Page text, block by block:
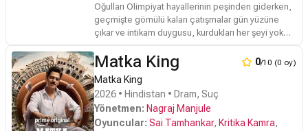
Oğulları Olimpiyat hayallerinin peşinden giderken,
geçmişte gömülü kalan çatışmalar gün yüzüne
çıkar ve intikam duygusu, kurdukları her şeyi yok
Matka King 0/10 (0 oy)
Matka King
2026 • Hindistan • Dram, Suç
Yönetmen: Nagraj Manjule
Oyuncular: Sai Tamhankar, Kritika Kamra,